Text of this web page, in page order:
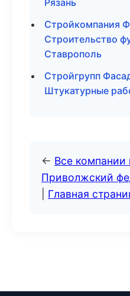
Рязань
Стройкомпания
Строительство
Ставрополь
Стройгрупп
Штукатурные
← Все компании
Приволжский
Главная